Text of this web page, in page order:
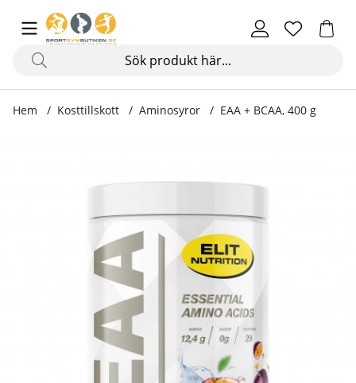
Hem Kosttillskott Aminosyror EAA + BCAA, 400 g